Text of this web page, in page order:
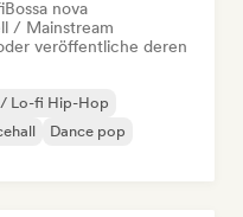
Bossa nova
/ Mainstream
veröffentliche deren
Lo-fi Hip-Hop
Dance pop